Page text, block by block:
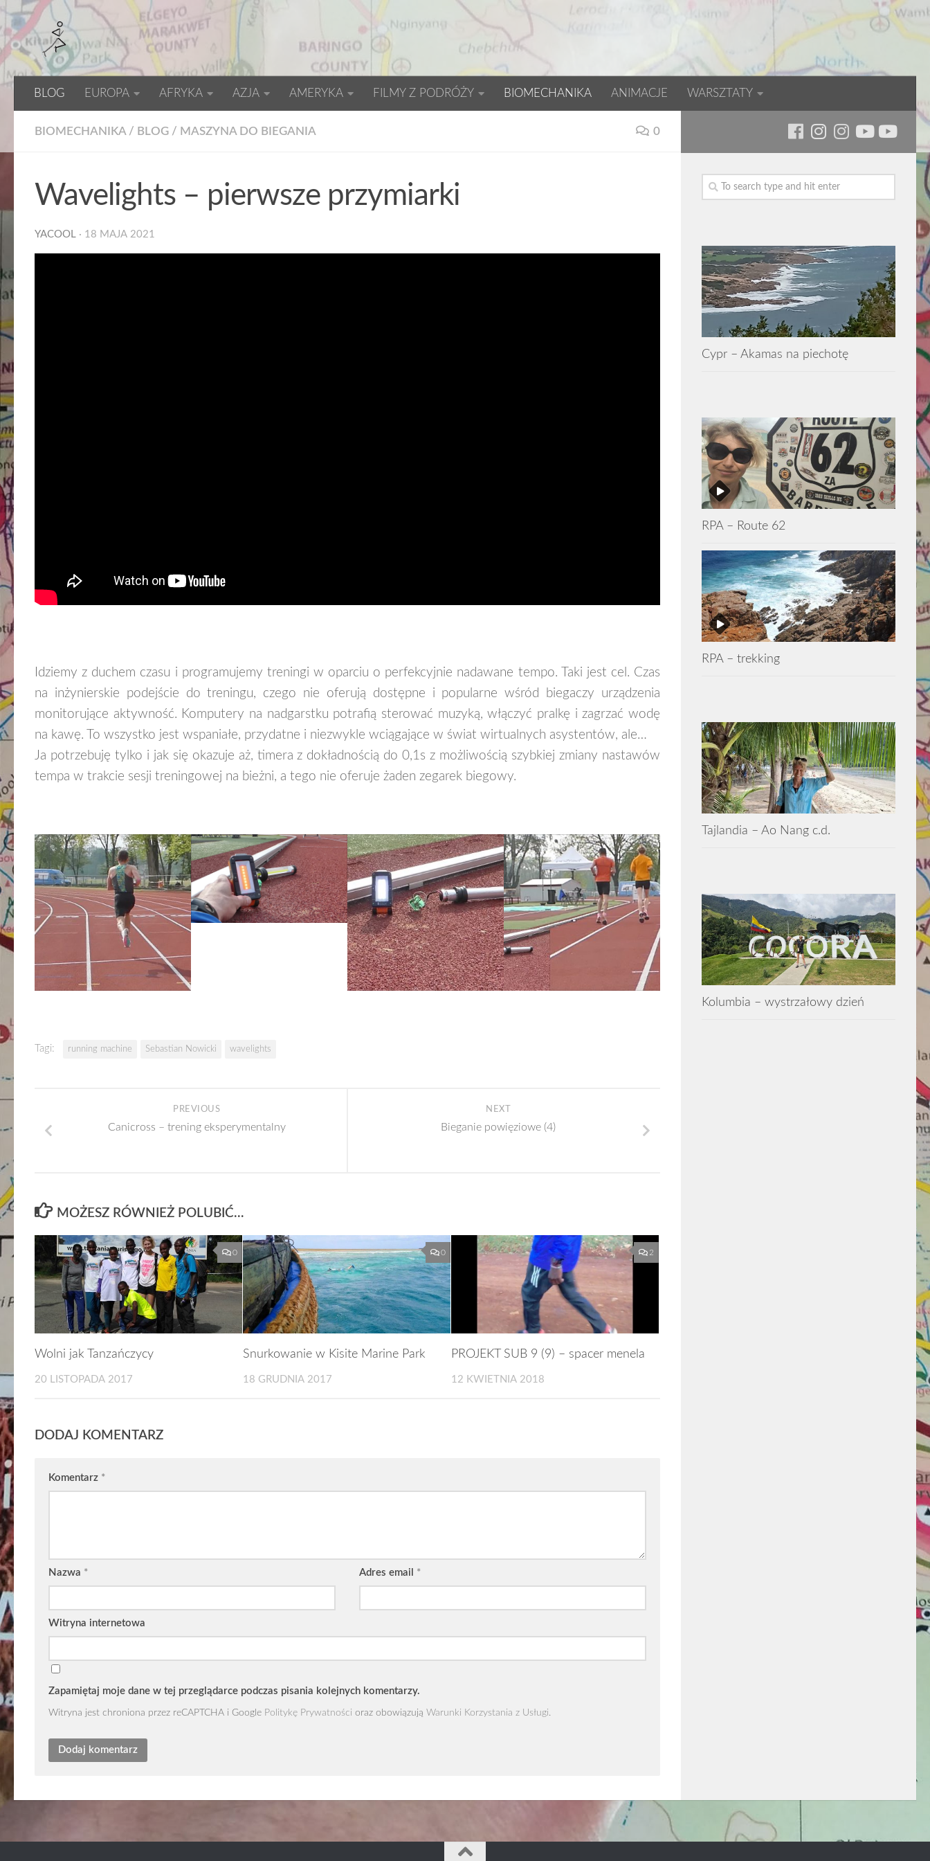
BLOG EUROPA AFRYKA AZJA AMERYKA FILMY Z PODRÓŻY BIOMECHANIKA ANIMACJE WARSZTATY
BIOMECHANIKA / BLOG / MASZYNA DO BIEGANIA 0
Wavelights – pierwsze przymiarki
YACOOL · 18 MAJA 2021
Idziemy z duchem czasu i programujemy treningi w oparciu o perfekcyjnie nadawane tempo. Taki jest cel. Czas
na inżynierskie podejście do treningu, czego nie oferują dostępne i popularne wśród biegaczy urządzenia
monitorujące aktywność. Komputery na nadgarstku potrafią sterować muzyką, włączyć pralkę i zagrzać wodę
na kawę. To wszystko jest wspaniałe, przydatne i niezwykle wciągające w świat wirtualnych asystentów, ale…
Ja potrzebuję tylko i jak się okazuje aż, timera z dokładnością do 0,1s z możliwością szybkiej zmiany nastawów
tempa w trakcie sesji treningowej na bieżni, a tego nie oferuje żaden zegarek biegowy.
Tagi: running machine Sebastian Nowicki wavelights
NEXT
Bieganie powięziowe (4)
PREVIOUS
Canicross – trening eksperymentalny
MOŻESZ RÓWNIEŻ POLUBIĆ…
0
Wolni jak Tanzańczycy
20 LISTOPADA 2017
0
Snurkowanie w Kisite Marine Park
18 GRUDNIA 2017
2
PROJEKT SUB 9 (9) – spacer menela
12 KWIETNIA 2018
DODAJ KOMENTARZ
Komentarz *
Nazwa * Adres email *
Witryna internetowa
Zapamiętaj moje dane w tej przeglądarce podczas pisania kolejnych komentarzy.
Witryna jest chroniona przez reCAPTCHA i Google Politykę Prywatności oraz obowiązują Warunki Korzystania z Usługi.
Cypr – Akamas na piechotę
RPA – Route 62
RPA – trekking
Tajlandia – Ao Nang c.d.
Kolumbia – wystrzałowy dzień